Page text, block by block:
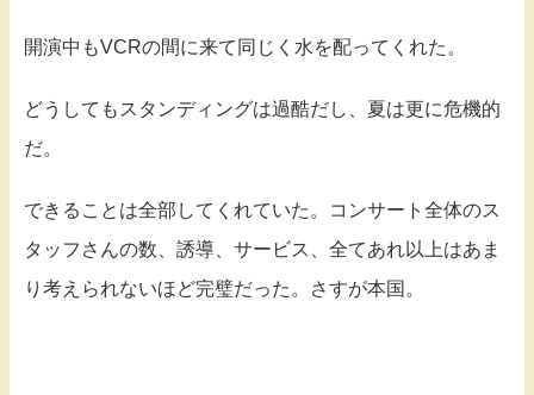
開演中もVCRの間に来て同じく水を配ってくれた。
どうしてもスタンディングは過酷だし、夏は更に危機的
だ。
できることは全部してくれていた。コンサート全体のス
タッフさんの数、誘導、サービス、全てあれ以上はあま
り考えられないほど完璧だった。さすが本国。